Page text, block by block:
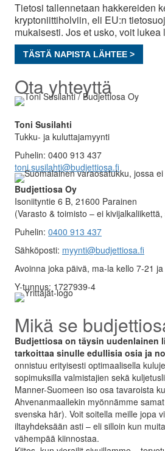
Tietosi tallennetaan hakkereiden
kryptoniittiholviin, eli EU:n
mukaisesti. Jos et usko, voit lukea
TÄSTÄ NAPISTA LÄHTEE >
Ota yhteyttä
Toni Susilahti
Tukku- ja kuluttajamyynti
Puhelin: 0400 913 437
toni.susilahti@budjettiosa.fi
Budjettiosa Oy
Isoniityntie 6 B, 21600 Parainen
(Varasto & toimisto – ei kivijalkaliikettä,
Puhelin: 0400 913 437
Sähköposti: myynti@budjettiosa.fi
Avoinna joka päivä, ma-la kello 7-21 ja
Y-tunnus: 1727939-4
Mikä se
Budjettiosa on täysin uudenlainen
tarkoittaa sinulle edullisia osia ja
onnistuu erityisesti optimaalisella
sopimuksilla valmistajien sekä
Manner-Suomeen iso osa tavaroista
Ahvenanmaallekin myönnämme
svenska här). Voit soitella meille jopa
iltayhdeksään asti – eli silloin kun
vähempää kiinnostaa.